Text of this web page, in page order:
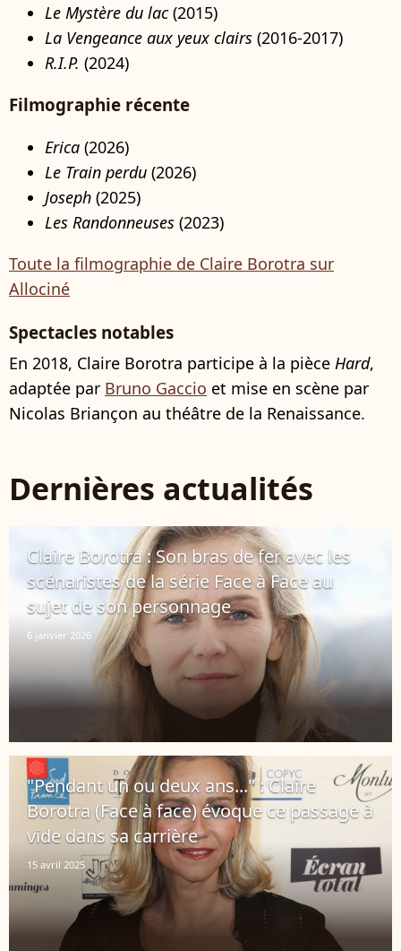
Le Mystère du lac(2015)
La Vengeance aux yeux clairs (2016-2017)
R.I.P. (2024)
Filmographie récente
Erica (2026)
Le Train perdu (2026)
Joseph (2025)
Les Randonneuses (2023)
Toute la filmographie de Claire Borotra sur
Allociné
Spectacles notables
En 2018, Claire Borotra participe à la pièce Hard,
adaptée par Bruno Gaccio et mise en scène par
Nicolas Briançon au théâtre de la Renaissance.
Dernières actualités
Claire Borotra : Son bras de fer avec les
scénaristes de la série Face à Face au
sujet de son personnage
6 janvier 2026
"Pendant un ou deux ans..." : Claire
Borotra (Face à face) évoque ce passage à
vide dans sa carrière
15 avril 2025